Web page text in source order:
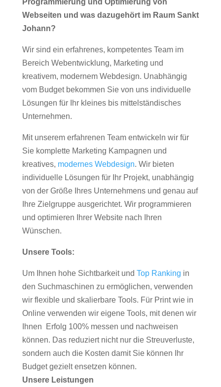
Programmierung und Optimierung von
Webseiten und was dazugehört im Raum Sankt
Johann?
Wir sind ein erfahrenes, kompetentes Team im
Bereich Webentwicklung, Marketing und
kreativem, modernem Webdesign. Unabhängig
vom Budget bekommen Sie von uns individuelle
Lösungen für Ihr kleines bis mittelständisches
Unternehmen.
Mit unserem erfahrenen Team entwickeln wir für
Sie komplette Marketing Kampagnen und
kreatives, modernes Webdesign. Wir bieten
individuelle Lösungen für Ihr Projekt, unabhängig
von der Größe Ihres Unternehmens und genau auf
Ihre Zielgruppe ausgerichtet. Wir programmieren
und optimieren Ihrer Website nach Ihren
Wünschen.
Unsere Tools:
Um Ihnen hohe Sichtbarkeit und Top Ranking in
den Suchmaschinen zu ermöglichen, verwenden
wir flexible und skalierbare Tools. Für Print wie in
Online verwenden wir eigene Tools, mit denen wir
Ihnen Erfolg 100% messen und nachweisen
können. Das reduziert nicht nur die Streuverluste,
sondern auch die Kosten damit Sie können Ihr
Budget gezielt ensetzen können.
Unsere Leistungen